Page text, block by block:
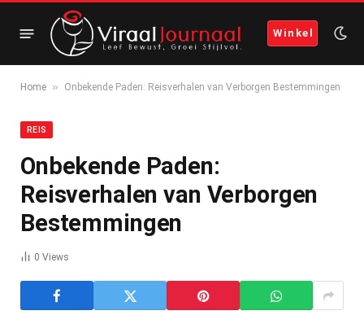
Winkel
Home » Onbekende Paden: Reisverhalen van Verborgen Bestemmingen
REIS
Onbekende Paden:
Reisverhalen van Verborgen
Bestemmingen
0 Views